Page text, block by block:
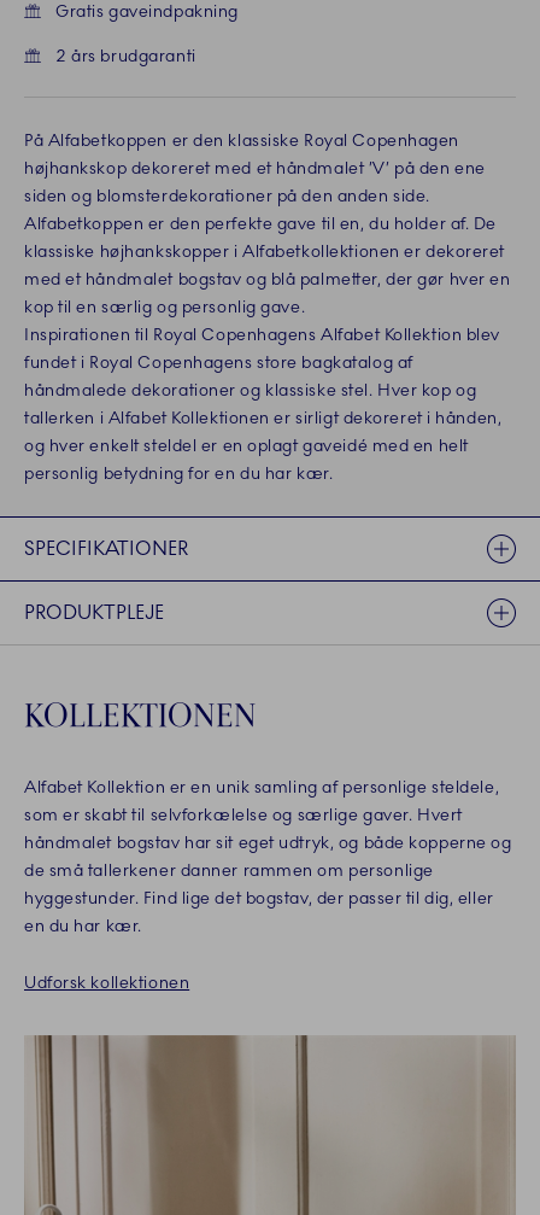
Gratis gaveindpakning
2 års brudgaranti
På Alfabetkoppen er den klassiske Royal Copenhagen
højhankskop dekoreret med et håndmalet ’V’ på den ene
siden og blomsterdekorationer på den anden side.
Alfabetkoppen er den perfekte gave til en, du holder af. De
klassiske højhankskopper i Alfabetkollektionen er dekoreret
med et håndmalet bogstav og blå palmetter, der gør hver en
kop til en særlig og personlig gave.
Inspirationen til Royal Copenhagens Alfabet Kollektion blev
fundet i Royal Copenhagens store bagkatalog af
håndmalede dekorationer og klassiske stel. Hver kop og
tallerken i Alfabet Kollektionen er sirligt dekoreret i hånden,
og hver enkelt steldel er en oplagt gaveidé med en helt
personlig betydning for en du har kær.
SPECIFIKATIONER
PRODUKTPLEJE
KOLLEKTIONEN
Alfabet Kollektion er en unik samling af personlige steldele,
som er skabt til selvforkælelse og særlige gaver. Hvert
håndmalet bogstav har sit eget udtryk, og både kopperne og
de små tallerkener danner rammen om personlige
hyggestunder. Find lige det bogstav, der passer til dig, eller
en du har kær.
Udforsk kollektionen